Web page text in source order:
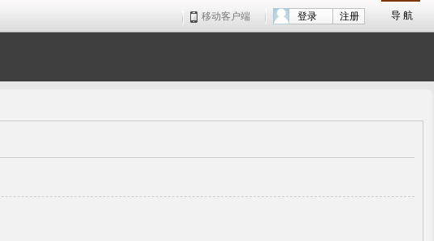
导 航
移动客户端 注册
登录